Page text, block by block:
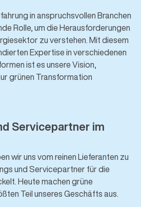
in anspruchsvollen Branchen
Rolle, um die Herausforderungen
zu verstehen. Mit diesem
Expertise in verschiedenen
ist es unsere Vision,
grünen Transformation
Servicepartner im
wir uns vom reinen Lieferanten zu
und Servicepartner für die
Heute machen grüne
Teil unseres Geschäfts aus.